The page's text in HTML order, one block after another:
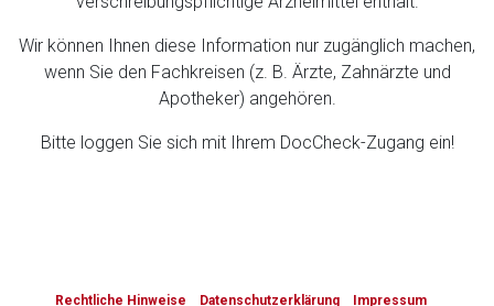
Wir können Ihnen diese Information nur zugänglich machen,
wenn Sie den Fachkreisen (z. B. Ärzte, Zahnärzte und
Apotheker) angehören.
Bitte loggen Sie sich mit Ihrem DocCheck-Zugang ein!
Rechtliche Hinweise Datenschutzerklärung Impressum